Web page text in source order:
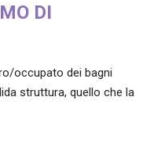
DI
occupato dei bagni
struttura, quello che la